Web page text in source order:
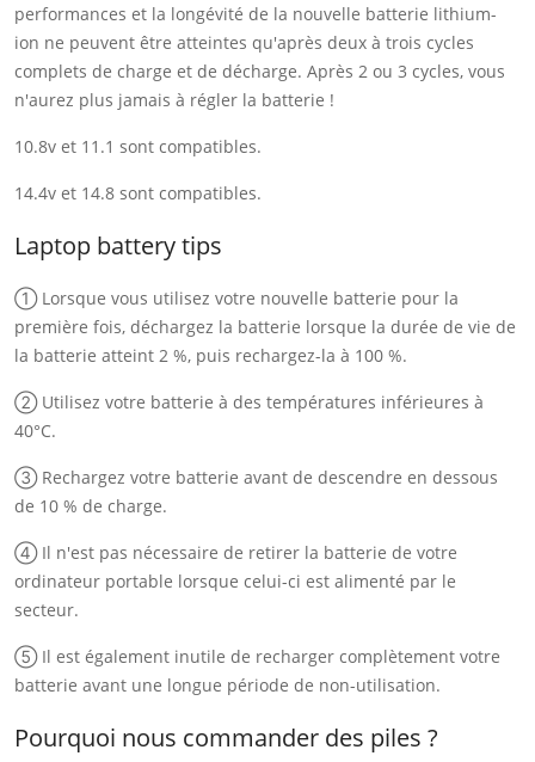
performances et la longévité de la nouvelle batterie lithium-
ion ne peuvent être atteintes qu'après deux à trois cycles
complets de charge et de décharge. Après 2 ou 3 cycles, vous
n'aurez plus jamais à régler la batterie !
10.8v et 11.1 sont compatibles.
14.4v et 14.8 sont compatibles.
Laptop battery tips
① Lorsque vous utilisez votre nouvelle batterie pour la
première fois, déchargez la batterie lorsque la durée de vie de
la batterie atteint 2 %, puis rechargez-la à 100 %.
② Utilisez votre batterie à des températures inférieures à
40°C.
③ Rechargez votre batterie avant de descendre en dessous
de 10 % de charge.
④ Il n'est pas nécessaire de retirer la batterie de votre
ordinateur portable lorsque celui-ci est alimenté par le
secteur.
⑤ Il est également inutile de recharger complètement votre
batterie avant une longue période de non-utilisation.
Pourquoi nous commander des piles ?